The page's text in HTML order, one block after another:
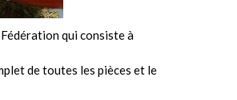
qui consiste à
de toutes les pièces et le